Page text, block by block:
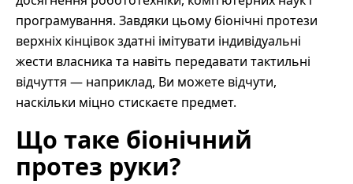
програмування. Завдяки цьому біонічні протези
верхніх кінцівок здатні імітувати індивідуальні
жести власника та навіть передавати тактильні
відчуття — наприклад, Ви можете відчути,
наскільки міцно стискаєте предмет.
Що таке біонічний
протез руки?